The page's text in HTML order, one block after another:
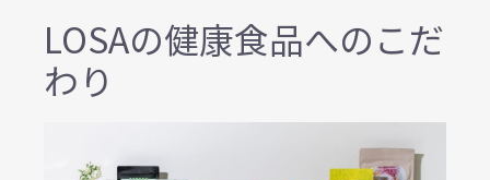
LOSAの健康食品へのこだ
わり